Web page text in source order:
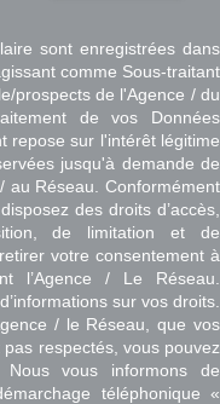
sont enregistrées dans
comme Sous-traitant
prospects de l'Agence / du
de vos Données
repose sur l'intérêt légitime
jusqu'à demande de
au Réseau. Conformément
des droits d’accès,
de limitation et de
votre consentement à
l’Agence / Le Réseau.
sur vos droits.
/ le Réseau, que vos
respectés, vous pouvez
vous informons de
téléphonique «